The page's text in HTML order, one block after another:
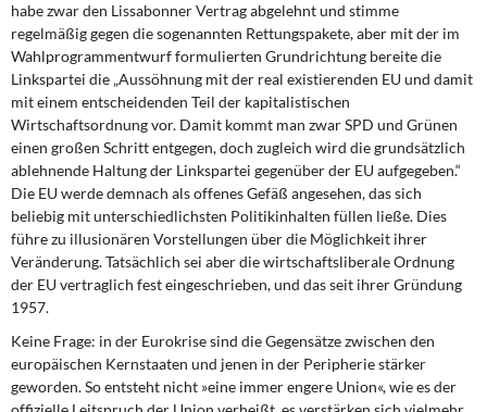
habe zwar den Lissabonner Vertrag abgelehnt und stimme
regelmäßig gegen die sogenannten Rettungspakete, aber mit der im
Wahlprogrammentwurf formulierten Grundrichtung bereite die
Linkspartei die „Aussöhnung mit der real existierenden EU und damit
mit einem entscheidenden Teil der kapitalistischen
Wirtschaftsordnung vor. Damit kommt man zwar SPD und Grünen
einen großen Schritt entgegen, doch zugleich wird die grundsätzlich
ablehnende Haltung der Linkspartei gegenüber der EU aufgegeben.“
Die EU werde demnach als offenes Gefäß angesehen, das sich
beliebig mit unterschiedlichsten Politikinhalten füllen ließe. Dies
führe zu illusionären Vorstellungen über die Möglichkeit ihrer
Veränderung. Tatsächlich sei aber die wirtschaftsliberale Ordnung
der EU vertraglich fest eingeschrieben, und das seit ihrer Gründung
1957.
Keine Frage: in der Eurokrise sind die Gegensätze zwischen den
europäischen Kern­staaten und jenen in der Peripherie stärker
geworden. So entsteht nicht »eine immer engere Union«, wie es der